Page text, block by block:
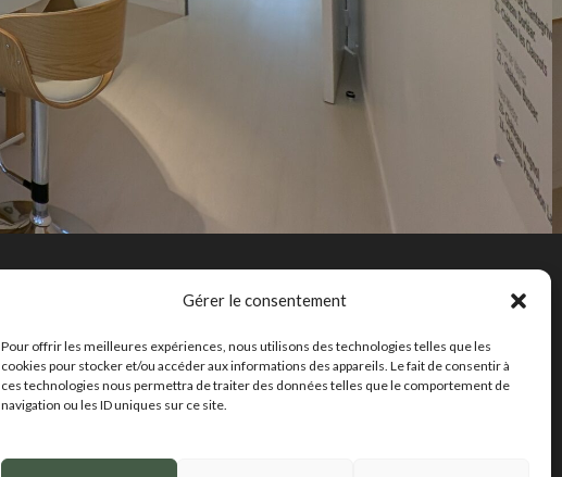
Gérer le consentement
Pour offrir les meilleures expériences, nous utilisons des technologies telles que les
cookies pour stocker et/ou accéder aux informations des appareils. Le fait de consentir à
ces technologies nous permettra de traiter des données telles que le comportement de
navigation ou les ID uniques sur ce site.
Conseil
Actualités